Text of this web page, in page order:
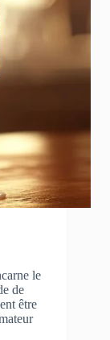
le
de
être